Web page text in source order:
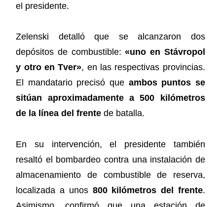
el presidente.
Zelenski detalló que se alcanzaron dos
depósitos de combustible:«uno en Stávropol
y otro en Tver», en las respectivas provincias.
El mandatario precisó que ambos puntos se
sitúan aproximadamente a 500 kilómetros
de la línea del frente de batalla.
En su intervención, el presidente también
resaltó el bombardeo contra una instalación de
almacenamiento de combustible de reserva,
localizada a unos 800 kilómetros del frente.